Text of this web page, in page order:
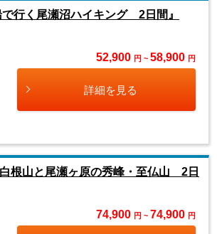
行く尾瀬沼ハイキング 2日間』
52,900 円 ~ 58,900 円
詳細を見る
根山と尾瀬ヶ原の秀峰・至仏山 2日
74,900 円 ~ 74,900 円